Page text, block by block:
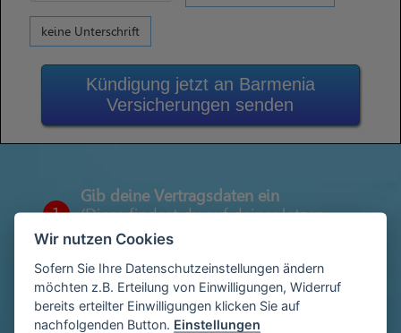
keine Unterschrift
Kündigung jetzt an Barmenia
Versicherungen senden
1
Gib deine Vertragsdaten ein
(Diese findest du auf deiner letzen
Abrechnung)
2
Gib deinen Namen und deine Adresse
ein
Wir nutzen Cookies
Sofern Sie Ihre Datenschutzeinstellungen ändern
möchten z.B. Erteilung von Einwilligungen, Widerruf
bereits erteilter Einwilligungen klicken Sie auf
nachfolgenden Button. Einstellungen